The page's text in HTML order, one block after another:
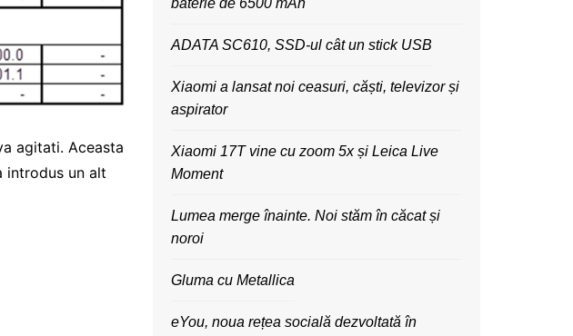
agitati. Aceasta
introdus un alt
baterie de 6500 mAh
ADATA SC610, SSD-ul cât un stick USB
Xiaomi a lansat noi ceasuri, căști, televizor și
aspirator
Xiaomi 17T vine cu zoom 5x și Leica Live
Moment
Lumea merge înainte. Noi stăm în căcat și
noroi
Gluma cu Metallica
eYou, noua rețea socială dezvoltată în